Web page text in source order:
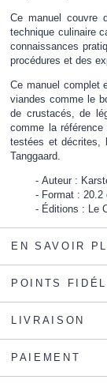
Ce manuel couvre
technique culinaire
connaissances
procédures et des
Ce manuel complet
viandes comme le
de crustacés, de
comme la
testées et décrites,
Tanggaard.
Auteur :
Format :
Éditions : Le
EN SAVOIR
POINTS
LIVRAISON
PAIEMENT